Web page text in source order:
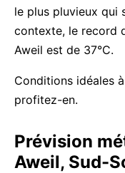
le plus pluvieux qui
contexte, le record
Aweil est de 37°C.
Conditions idéales
profitez-en.
Prévision
Aweil, Sud-